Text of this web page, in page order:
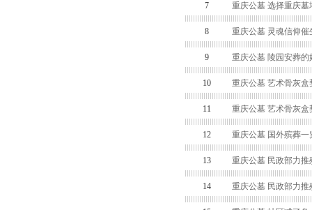
7 重庆公墓 选择重庆墓
8 重庆公墓 灵魂信仰
9 重庆公墓 陵园安葬的
10 重庆公墓 艺术骨灰盒
11 重庆公墓 艺术骨灰盒
12 重庆公墓 国外殡葬一
13 重庆公墓 民政部力
14 重庆公墓 民政部力